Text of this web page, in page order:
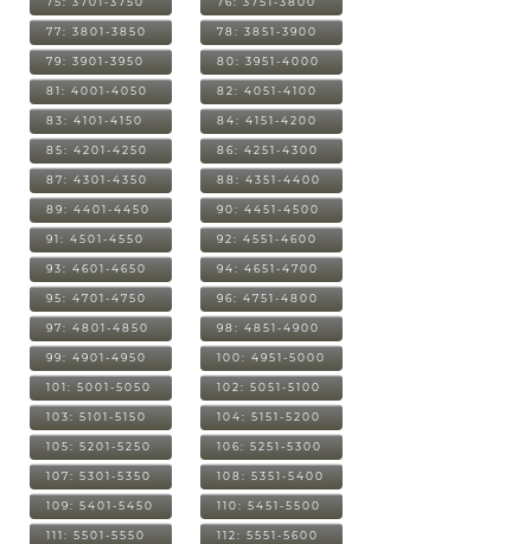
77: 3801-3850 78: 3851-3900
79: 3901-3950 80: 3951-4000
81: 4001-4050 82: 4051-4100
83: 4101-4150 84: 4151-4200
85: 4201-4250 86: 4251-4300
87: 4301-4350 88: 4351-4400
89: 4401-4450 90: 4451-4500
91: 4501-4550 92: 4551-4600
93: 4601-4650 94: 4651-4700
95: 4701-4750 96: 4751-4800
97: 4801-4850 98: 4851-4900
99: 4901-4950 100: 4951-5000
101: 5001-5050 102: 5051-5100
103: 5101-5150 104: 5151-5200
105: 5201-5250 106: 5251-5300
107: 5301-5350 108: 5351-5400
109: 5401-5450 110: 5451-5500
111: 5501-5550 112: 5551-5600